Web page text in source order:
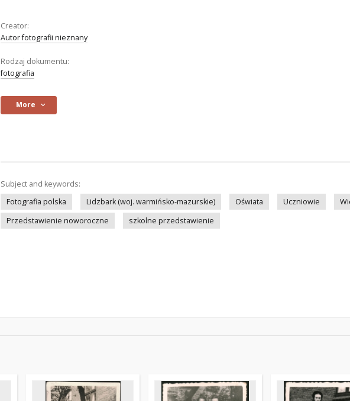
Creator:
Autor fotografii nieznany
Rodzaj dokumentu:
fotografia
More
Subject and keywords:
Fotografia polska
Lidzbark (woj. warmińsko-mazurskie) Oświata Uczniowie
Przedstawienie noworoczne
szkolne przedstawienie